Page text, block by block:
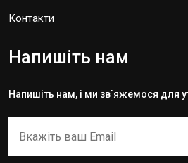
Контакти
Напишіть нам
Напишіть нам, і ми зв`яжемося для